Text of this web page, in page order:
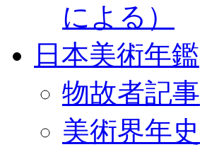
による）
日本美術年鑑
物故者記事
美術界年史